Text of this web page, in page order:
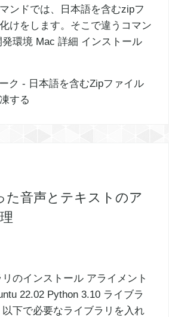
ンドでは、日本語を含むzipフ
けをします。そこで違うコマン
発環境 Mac 詳細 インストール
た音声とテキストのア
のインストール アライメント
22.02 Python 3.10 ライブラ
以下で必要なライブラリを入れ